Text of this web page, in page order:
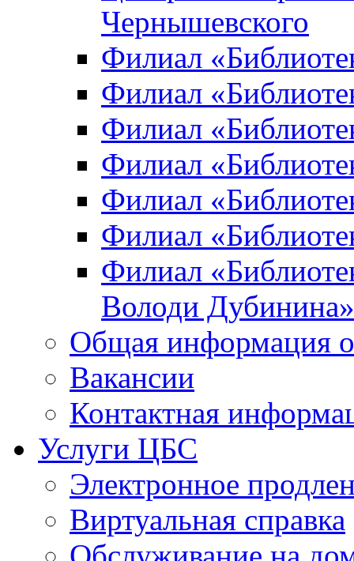
Чернышевского
Филиал
Филиал
Филиал
Филиал
Филиал
Филиал
Филиал
Володи Дубинина»
Общая информация
Вакансии
Контактная
Услуги ЦБС
Электронное
Виртуальная справка